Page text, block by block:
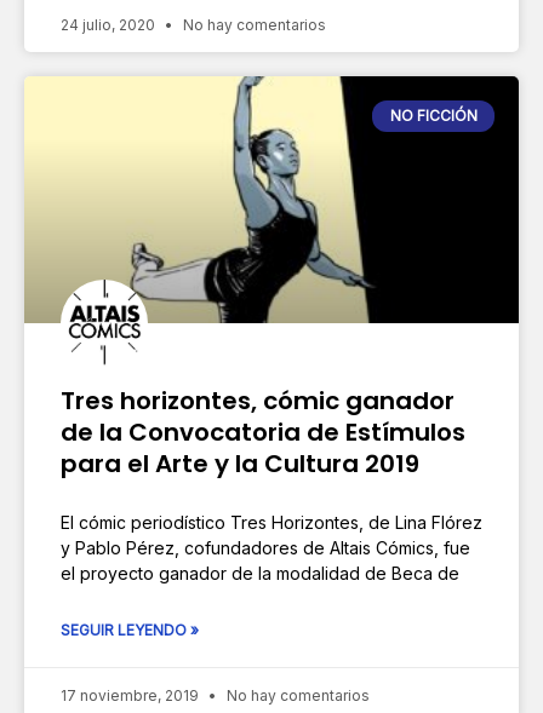
24 julio, 2020 No hay comentarios
NO FICCIÓN
Tres horizontes, cómic ganador
de la Convocatoria de Estímulos
para el Arte y la Cultura 2019
El cómic periodístico Tres Horizontes, de Lina Flórez
y Pablo Pérez, cofundadores de Altais Cómics, fue
el proyecto ganador de la modalidad de Beca de
SEGUIR LEYENDO »
17 noviembre, 2019 No hay comentarios